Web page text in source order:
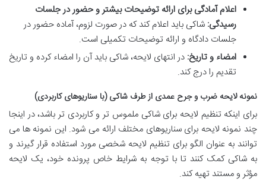
اعلام آمادگی برای ارائه توضیحات بیشتر و حضور در جلسات
رسیدگی: شاکی باید اعلام کند که در صورت لزوم، آماده حضور در
جلسات دادگاه و ارائه توضیحات تکمیلی است.
امضاء و تاریخ: در انتهای لایحه، شاکی باید آن را امضاء کرده و تاریخ
تقدیم را درج کند.
نمونه لایحه ضرب و جرح عمدی از طرف شاکی (با سناریوهای کاربردی)
برای اینکه تنظیم لایحه برای شاکی ملموس تر و کاربردی تر باشد، در اینجا
چند نمونه لایحه برای سناریوهای مختلف ارائه می شود. این نمونه ها می
توانند به عنوان الگو برای تنظیم لایحه شخصی مورد استفاده قرار گیرند و
به شاکی کمک کنند تا با توجه به شرایط خاص پرونده خود، یک لایحه
مؤثر و مستند تهیه کند.